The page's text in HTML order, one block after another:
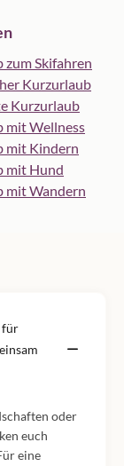
zum Skifahren
Kurzurlaub
Kurzurlaub
mit Wellness
mit Kindern
mit Hund
mit Wandern
für
oder
euch
eine